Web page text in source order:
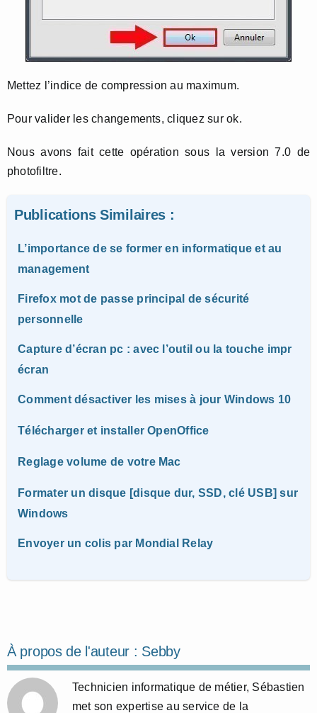
Mettez l’indice de compression au maximum.
Pour valider les changements, cliquez sur ok.
Nous avons fait cette opération sous la version 7.0 de
photofiltre.
Publications Similaires :
L’importance de se former en informatique et au
management
Firefox mot de passe principal de sécurité
personnelle
Capture d’écran pc : avec l’outil ou la touche impr
écran
Comment désactiver les mises à jour Windows 10
Télécharger et installer OpenOffice
Reglage volume de votre Mac
Formater un disque [disque dur, SSD, clé USB] sur
Windows
Envoyer un colis par Mondial Relay
À propos de l'auteur : Sebby
Technicien informatique de métier, Sébastien
met son expertise au service de la